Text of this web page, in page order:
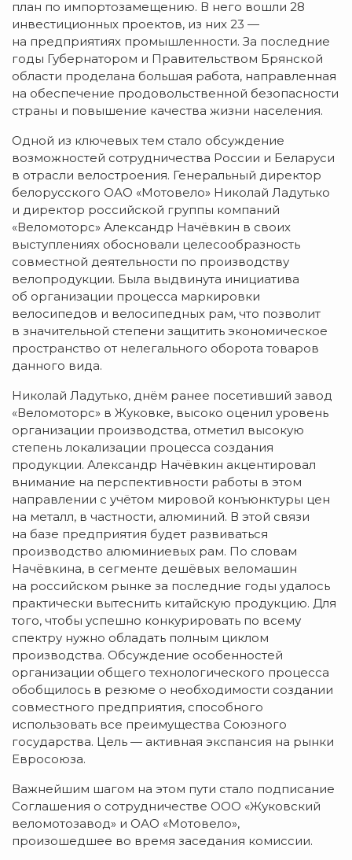
план по импортозамещению. В него вошли 28
инвестиционных проектов, из них 23 —
на предприятиях промышленности. За последние
годы Губернатором и Правительством Брянской
области проделана большая работа, направленная
на обеспечение продовольственной безопасности
страны и повышение качества жизни населения.
Одной из ключевых тем стало обсуждение
возможностей сотрудничества России и Беларуси
в отрасли велостроения. Генеральный директор
белорусского ОАО «Мотовело» Николай Ладутько
и директор российской группы компаний
«Веломоторс» Александр Начёвкин в своих
выступлениях обосновали целесообразность
совместной деятельности по производству
велопродукции. Была выдвинута инициатива
об организации процесса маркировки
велосипедов и велосипедных рам, что позволит
в значительной степени защитить экономическое
пространство от нелегального оборота товаров
данного вида.
Николай Ладутько, днём ранее посетивший завод
«Веломоторс» в Жуковке, высоко оценил уровень
организации производства, отметил высокую
степень локализации процесса создания
продукции. Александр Начёвкин акцентировал
внимание на перспективности работы в этом
направлении с учётом мировой конъюнктуры цен
на металл, в частности, алюминий. В этой связи
на базе предприятия будет развиваться
производство алюминиевых рам. По словам
Начёвкина, в сегменте дешёвых веломашин
на российском рынке за последние годы удалось
практически вытеснить китайскую продукцию. Для
того, чтобы успешно конкурировать по всему
спектру нужно обладать полным циклом
производства. Обсуждение особенностей
организации общего технологического процесса
обобщилось в резюме о необходимости создании
совместного предприятия, способного
использовать все преимущества Союзного
государства. Цель — активная экспансия на рынки
Евросоюза.
Важнейшим шагом на этом пути стало подписание
Соглашения о сотрудничестве ООО «Жуковский
веломотозавод» и ОАО «Мотовело»,
произошедшее во время заседания комиссии.